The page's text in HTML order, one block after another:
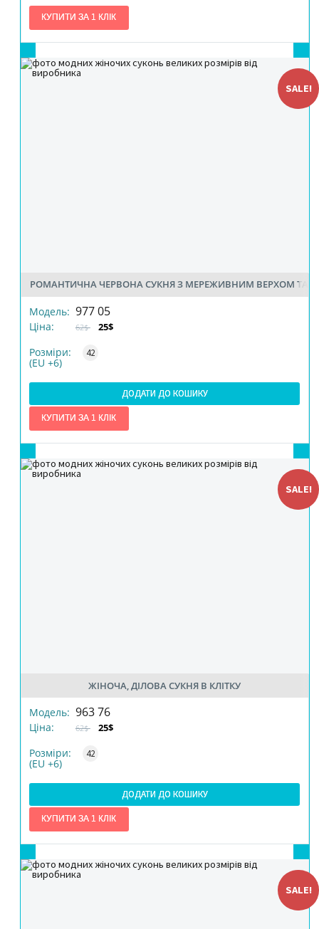
SALE!
РОМАНТИЧНА ЧЕРВОНА СУКНЯ З МЕРЕЖИВНИМ ВЕРХОМ ТА
Модель: 977 05
Ціна: 62$
25$
Розміри:
(EU +6)
42
ДОДАТИ ДО КОШИКУ
РОЗМІР
КІЛЬКІСТЬ
SALE!
ЖІНОЧА, ДІЛОВА СУКНЯ В КЛІТКУ
Модель: 963 76
Ціна: 62$
25$
Розміри:
(EU +6)
42
ДОДАТИ ДО КОШИКУ
КІЛЬКІСТЬ
SALE!